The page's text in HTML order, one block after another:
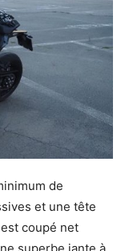
de
et une tête
coupé net